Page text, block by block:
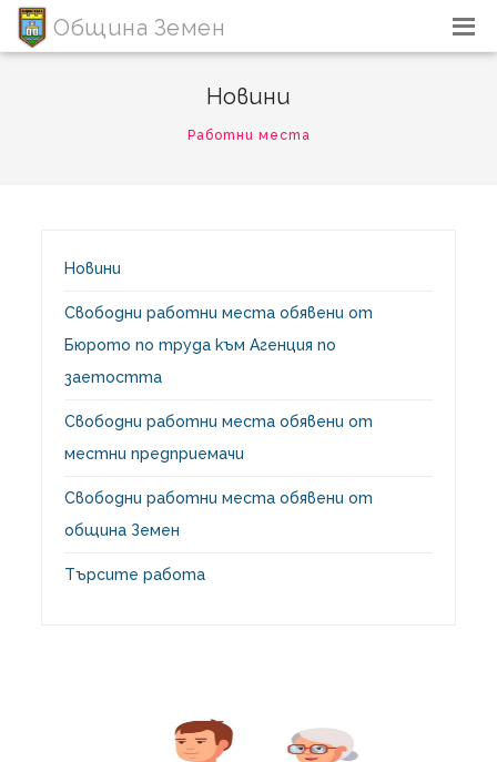
Община Земен
Новини
Работни места
Новини
Свободни работни места обявени от
Бюрото по труда към Агенция по
заетостта
Свободни работни места обявени от
местни предприемачи
Свободни работни места обявени от
община Земен
Търсите работа